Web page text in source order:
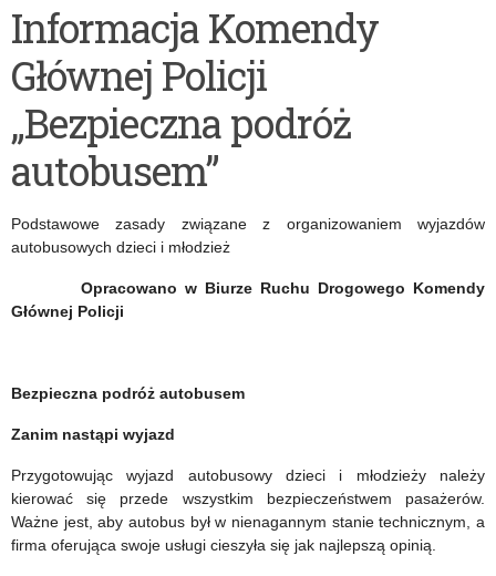
Informacja Komendy
Głównej Policji
„Bezpieczna podróż
autobusem”
Podstawowe zasady związane z organizowaniem wyjazdów
autobusowych dzieci i młodzież
Opracowano w Biurze Ruchu Drogowego Komendy
Głównej Policji
Bezpieczna podróż autobusem
Zanim nastąpi wyjazd
Przygotowując wyjazd autobusowy dzieci i młodzieży należy
kierować się przede wszystkim bezpieczeństwem pasażerów.
Ważne jest, aby autobus był w nienagannym stanie technicznym, a
firma oferująca swoje usługi cieszyła się jak najlepszą opinią.
punktów
kontroli
autobusów
–
WAKACJE
2022
wakacje
2022
–
apel
Warmińsko-
Mazurskiego
Kuratora
Oświaty